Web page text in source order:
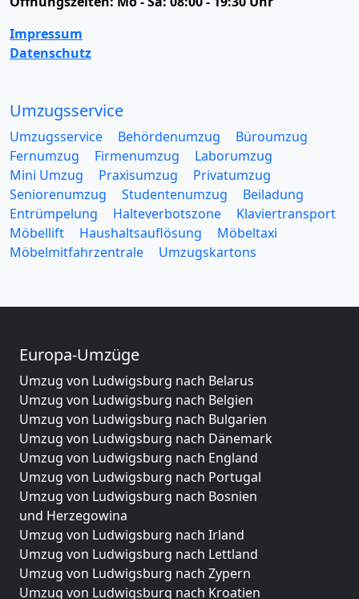
Impressum
Datenschutz
Umzugsservice
Umzugsservice Behördenumzug
Büroumzug
Fernumzug
Firmenumzug
Laborumzug
Mini Umzug
Praxisumzug
Privatumzug
Seniorenumzug
Studentenumzug
Beiladung
Entrümpelung
Halteverbotszone
Klaviertransport
Möbellift
Haushaltsauflösung
Möbeltaxi
Möbelmitfahrzentrale
Umzugskartons
Europa-Umzüge
Umzug von Ludwigsburg nach Belarus
Umzug von Ludwigsburg nach Belgien
Umzug von Ludwigsburg nach Bulgarien
Umzug von Ludwigsburg nach Dänemark
Umzug von Ludwigsburg nach England
Umzug von Ludwigsburg nach Portugal
Umzug von Ludwigsburg nach Bosnien
und Herzegowina
Umzug von Ludwigsburg nach Irland
Umzug von Ludwigsburg nach Lettland
Umzug von Ludwigsburg nach Zypern
Umzug von Ludwigsburg nach Kroatien